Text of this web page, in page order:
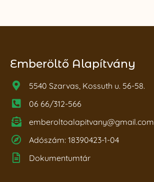
Emberöltő Alapítvány
5540 Szarvas, Kossuth u. 56-58.
06 66/312-566
emberoltoalapitvany@gmail.com
Adószám: 18390423-1-04
Dokumentumtár